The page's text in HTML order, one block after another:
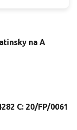
na A
C: 20/FP/0061